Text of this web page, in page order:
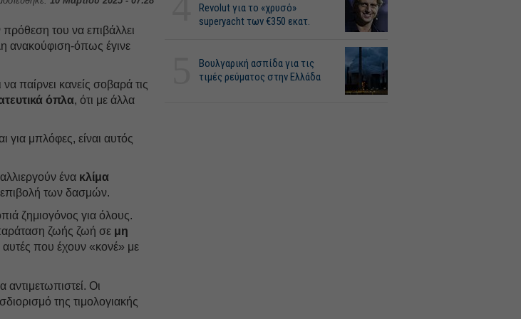
του να επιβάλλει
ανακούφιση-όπως έγινε
παίρνει κανείς σοβαρά τις
όπλα, ότι με άλλα
για μπλόφες, είναι αυτός
ένα κλίμα
επιβολή των δασμών.
ζημιογόνος για όλους.
παράταση ζωής ζωή σε μη
αυτές που έχουν «κονέ» με
Οι
της τιμολογιακής
Revolut για το «χρυσό»
superyacht των €350 εκατ.
Βουλγαρική ασπίδα για τις
τιμές ρεύματος στην Ελλάδα